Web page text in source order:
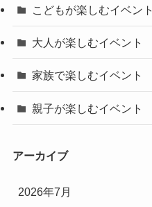
こどもが楽しむイベント
大人が楽しむイベント
家族で楽しむイベント
親子が楽しむイベント
アーカイブ
2026年7月